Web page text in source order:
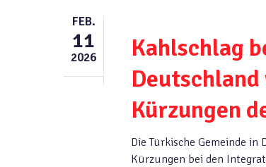
FEB.
11
2026
Kahlschlag
Kürzungen
Die Türkische Gemeinde
Kürzungen bei den